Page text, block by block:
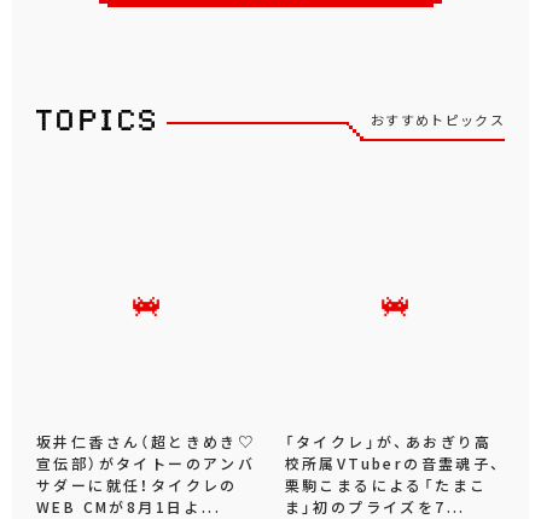
おすすめトピックス
坂井仁香さん（超ときめき♡
宣伝部）がタイトーのアンバ
サダーに就任！タイクレの
WEB CMが8月1日よ...
「タイクレ」が、あおぎり高
校所属VTuberの音霊魂子、
栗駒こまるによる「たまこ
ま」初のプライズを7...